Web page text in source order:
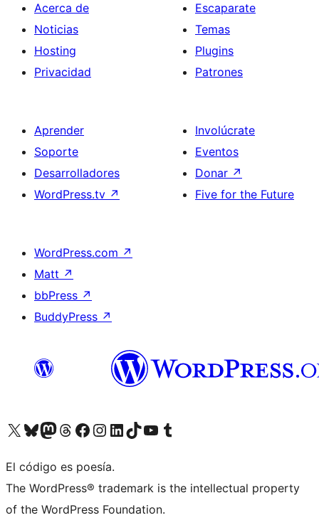
Acerca de
Noticias
Hosting
Privacidad
Escaparate
Temas
Plugins
Patrones
Aprender
Soporte
Desarrolladores
WordPress.tv ↗
Involúcrate
Eventos
Donar ↗
Five for the Future
WordPress.com ↗
Matt ↗
bbPress ↗
BuddyPress ↗
Visita nuestra cuenta de X (anteriormente Twitter)
Visita nuestra cuenta de Bluesky
Visita nuestra cuenta de Mastodon
Visita nuestra cuenta de Threads
Visita nuestra página de Facebook
Visita nuestra cuenta de Instagram
Visita nuestra cuenta de LinkedIn
Visita nuestra cuenta de TikTok
Visita nuestro canal de YouTube
Visita nuestra cuenta de Tumblr
El código es poesía.
The WordPress® trademark is the intellectual property
of the WordPress Foundation.